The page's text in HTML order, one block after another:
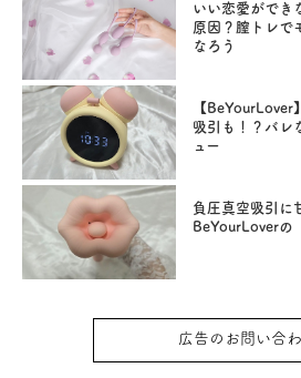
いい恋愛ができ
原因？膣トレで
なろう
【BeYourLover
吸引も！？バレ
ュー
負圧真空吸引に
BeYourLoverの
広告のお問い合